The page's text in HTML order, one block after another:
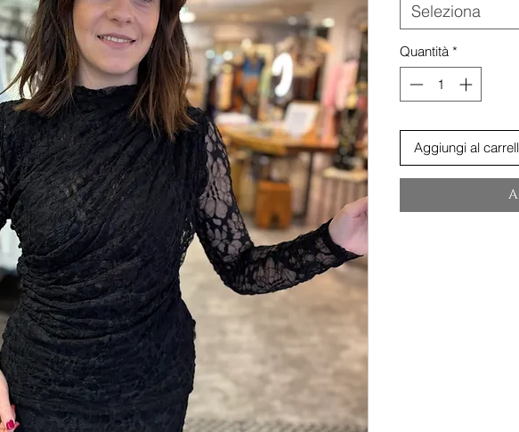
Seleziona
Quantità *
Aggiungi al